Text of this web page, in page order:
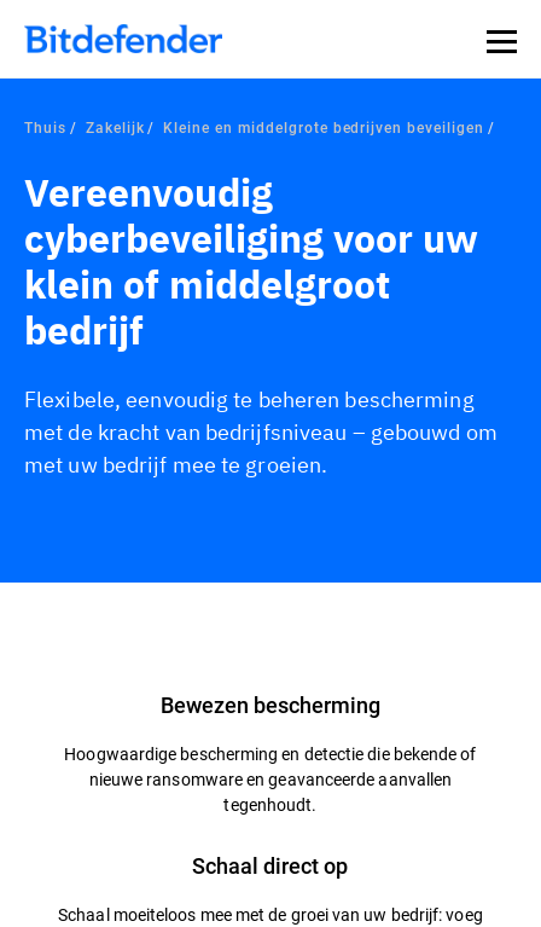
Thuis Zakelijk Kleine en middelgrote bedrijven beveiligen
Vereenvoudig
cyberbeveiliging voor uw
klein of middelgroot
bedrijf
Flexibele, eenvoudig te beheren bescherming
met de kracht van bedrijfsniveau – gebouwd om
met uw bedrijf mee te groeien.
Bewezen bescherming
Hoogwaardige bescherming en detectie die bekende of
nieuwe ransomware en geavanceerde aanvallen
tegenhoudt.
Schaal direct op
Schaal moeiteloos mee met de groei van uw bedrijf: voeg